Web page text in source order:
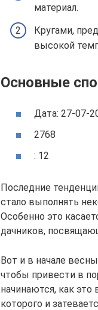
материал.
Кругами,
высокой
Основные
Дата: 27-07-
2768
: 12
Последние
стало выполнять
Особенно это
дачников,
Вот и в начале
чтобы привести в
начинаются, как это
которого и